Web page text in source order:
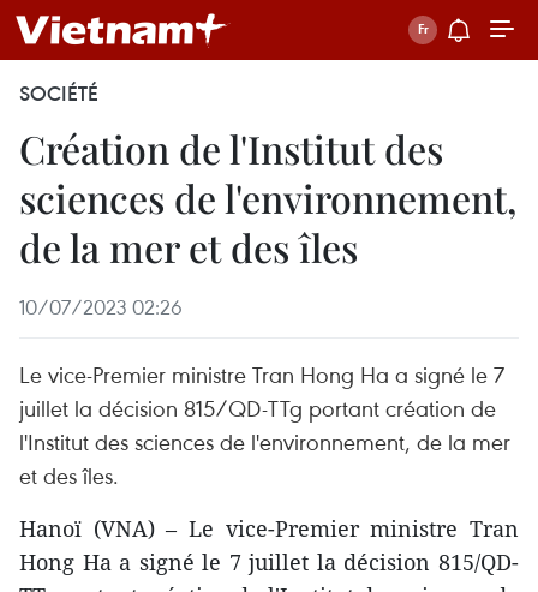
SOCIÉTÉ
Création de l'Institut des
sciences de l'environnement,
de la mer et des îles
10/07/2023 02:26
Le vice-Premier ministre Tran Hong Ha a signé le 7
juillet la décision 815/QD-TTg portant création de
l'Institut des sciences de l'environnement, de la mer
et des îles.
Hanoï (VNA) – Le vice-Premier ministre Tran
Hong Ha a signé le 7 juillet la décision 815/QD-